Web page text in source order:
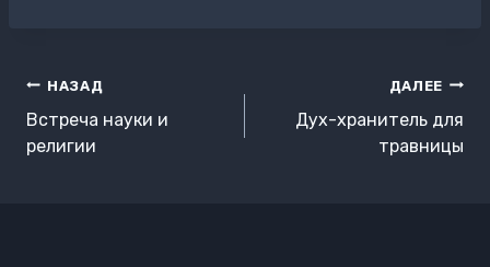
Навигация
по
записям
НАЗАД
Встреча науки и
религии
ДАЛЕЕ
Дух-хранитель для
травницы